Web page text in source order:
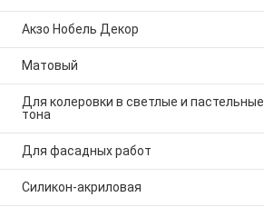
Акзо Нобель Декор
Матовый
Для колеровки в светлые и пастельные
тона
Для фасадных работ
Силикон-акриловая